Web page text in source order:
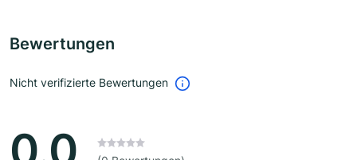
Bewertungen
Nicht verifizierte Bewertungen